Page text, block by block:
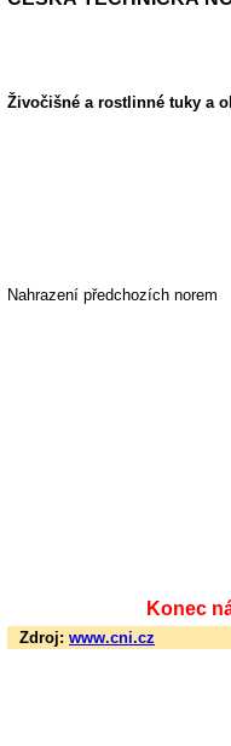
Živočišné a rostlinné tuky a
Nahrazení předchozích norem
Konec
Zdroj: www.cni.cz